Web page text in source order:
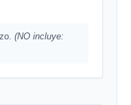
(NO incluye: